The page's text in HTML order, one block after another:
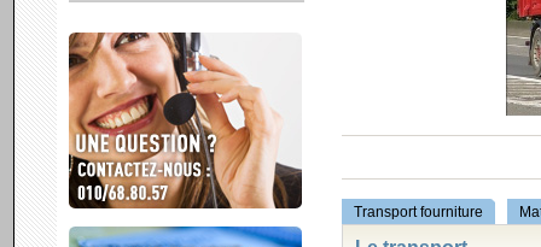
Transport fourniture